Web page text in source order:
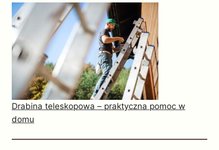
Drabina teleskopowa – praktyczna pomoc w
domu